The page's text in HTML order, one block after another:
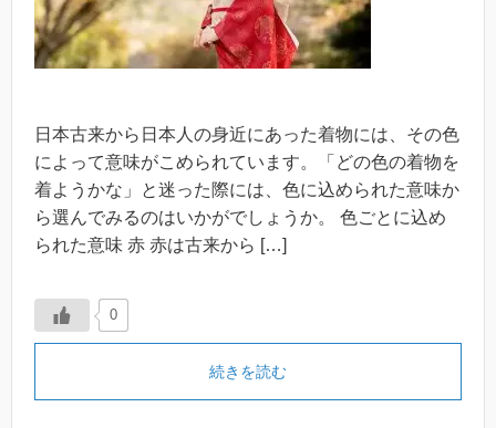
日本古来から日本人の身近にあった着物には、その色
によって意味がこめられています。「どの色の着物を
着ようかな」と迷った際には、色に込められた意味か
ら選んでみるのはいかがでしょうか。 色ごとに込め
られた意味 赤 赤は古来から […]
0
続きを読む